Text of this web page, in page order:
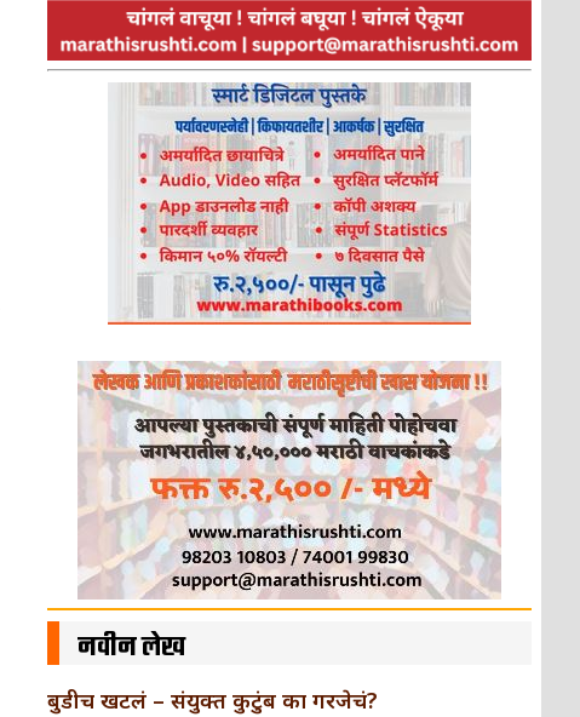
नवीन लेख
बुडीच खटलं – संयुक्त कुटुंब का गरजेचं?